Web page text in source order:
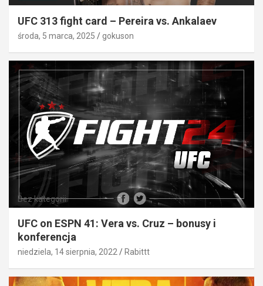
UFC 313 fight card – Pereira vs. Ankalaev
środa, 5 marca, 2025 gokuson
Bez kategorii
UFC on ESPN 41: Vera vs. Cruz – bonusy i
konferencja
niedziela, 14 sierpnia, 2022 Rabittt